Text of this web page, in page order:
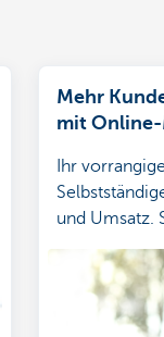
Mehr
mit
Ihr
und Umsatz.
bei. Das
Training und